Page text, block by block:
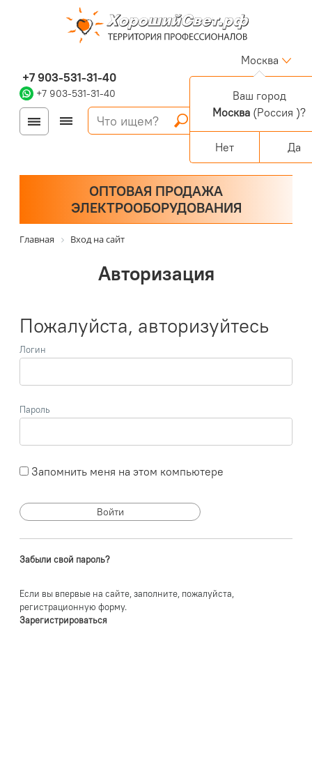
+7 903-531-31-40
+7 903-531-31-40
Москва
Войти
Регистрация
Корзина
0 позиций
Персональный раздел
ОПТОВАЯ ПРОДАЖА
ЭЛЕКТРООБОРУДОВАНИЯ
Главная Вход на сайт
Авторизация
Пожалуйста, авторизуйтесь
Логин
Пароль
Запомнить меня на этом компьютере
Забыли свой пароль?
Если вы впервые на сайте, заполните, пожалуйста,
регистрационную форму.
Зарегистрироваться
Ваш город
Москва (Россия )?
Нет Да